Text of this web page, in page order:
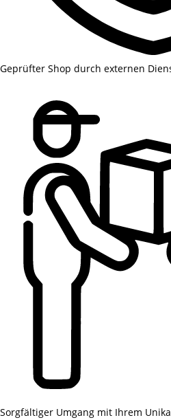
Geprüfter Shop durch externen
Sorgfältiger Umgang mit Ihrem